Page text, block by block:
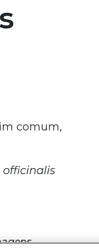
comum,
officinalis